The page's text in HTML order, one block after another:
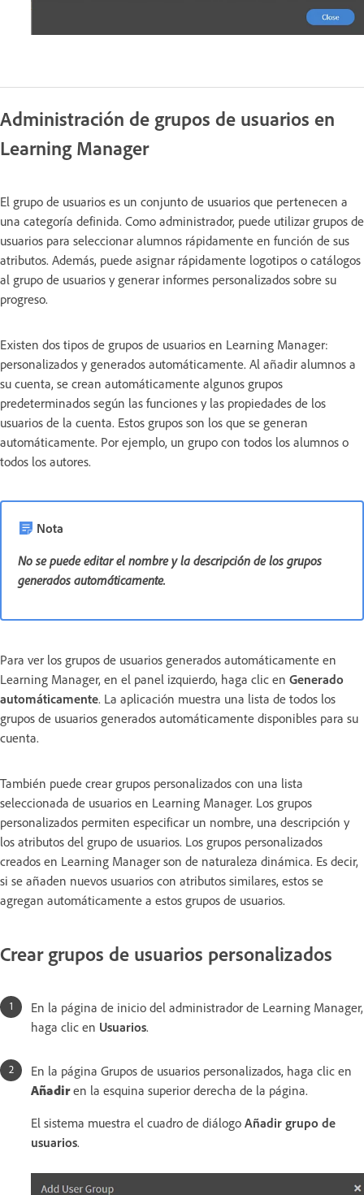
Administración de grupos de usuarios en
Learning Manager
El grupo de usuarios es un conjunto de usuarios que pertenecen a
una categoría definida. Como administrador, puede utilizar grupos de
usuarios para seleccionar alumnos rápidamente en función de sus
atributos. Además, puede asignar rápidamente logotipos o catálogos
al grupo de usuarios y generar informes personalizados sobre su
progreso.
Existen dos tipos de grupos de usuarios en Learning Manager:
personalizados y generados automáticamente. Al añadir alumnos a
su cuenta, se crean automáticamente algunos grupos
predeterminados según las funciones y las propiedades de los
usuarios de la cuenta. Estos grupos son los que se generan
automáticamente. Por ejemplo, un grupo con todos los alumnos o
todos los autores.
Nota
No se puede editar el nombre y la descripción de los grupos
generados automáticamente.
Para ver los grupos de usuarios generados automáticamente en
Learning Manager, en el panel izquierdo, haga clic en Generado
automáticamente. La aplicación muestra una lista de todos los
grupos de usuarios generados automáticamente disponibles para su
cuenta.
También puede crear grupos personalizados con una lista
seleccionada de usuarios en Learning Manager. Los grupos
personalizados permiten especificar un nombre, una descripción y
los atributos del grupo de usuarios. Los grupos personalizados
creados en Learning Manager son de naturaleza dinámica. Es decir,
si se añaden nuevos usuarios con atributos similares, estos se
agregan automáticamente a estos grupos de usuarios.
Crear grupos de usuarios personalizados
En la página de inicio del administrador de Learning Manager,
haga clic en Usuarios.
En la página Grupos de usuarios personalizados, haga clic en
Añadir en la esquina superior derecha de la página.
El sistema muestra el cuadro de diálogo Añadir grupo de
usuarios.